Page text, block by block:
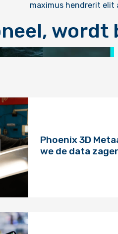
maximus hendrerit elit
Phoenix 3D
we de data